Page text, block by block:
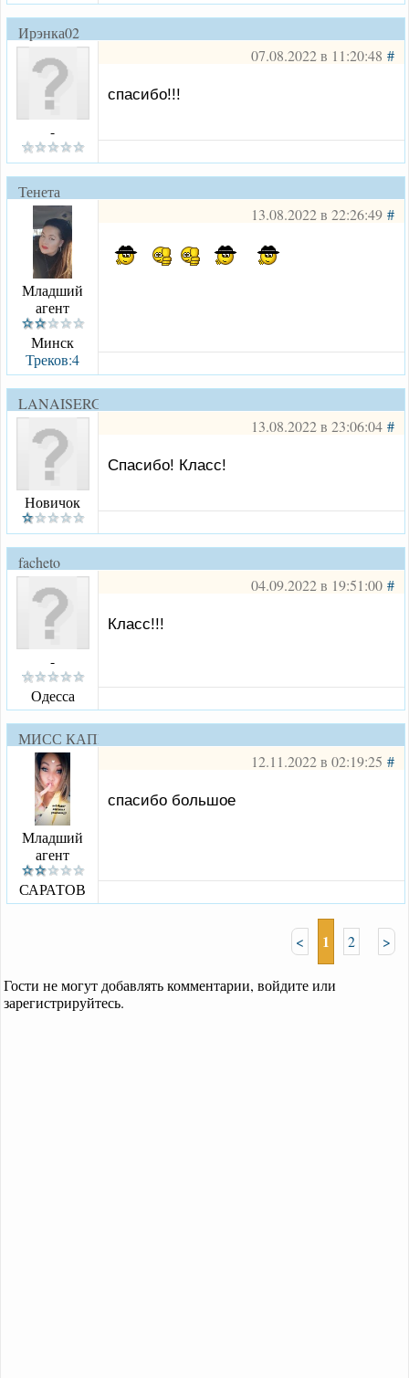
Ирэнка02
07.08.2022 в 11:20:48#
-
спасибо!!!
Тенета
13.08.2022 в 22:26:49#
Младший
агент
Минск
Треков:4
LANAISERGEY
13.08.2022 в 23:06:04#
Новичок
Спасибо! Класс!
facheto
04.09.2022 в 19:51:00#
-
Одесса
Класс!!!
МИСС КАПРИЗ
12.11.2022 в 02:19:25#
Младший
агент
САРАТОВ
спасибо большое
< 1 2 >
Гости не могут добавлять комментарии, войдите или
зарегистрируйтесь.